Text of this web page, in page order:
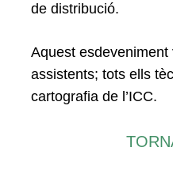
de distribució.
Aquest
assistents; tots ells
cartografia de l’ICC.